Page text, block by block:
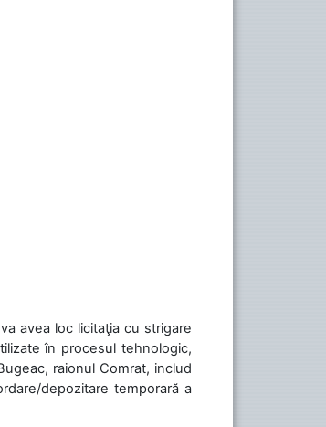
avea loc licitaţia cu strigare
în procesul tehnologic,
raionul Comrat, includ
depozitare temporară a